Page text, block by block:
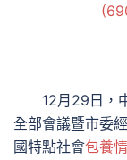
12月29日，
全部會議暨市委
國特點社會包養